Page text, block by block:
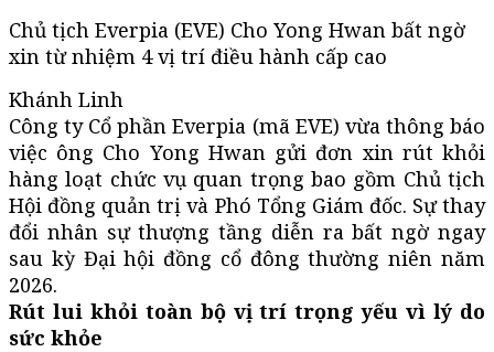
Chủ tịch Everpia (EVE) Cho Yong Hwan bất ngờ
xin từ nhiệm 4 vị trí điều hành cấp cao
Khánh Linh
Công ty Cổ phần Everpia (mã EVE) vừa thông báo
việc ông Cho Yong Hwan gửi đơn xin rút khỏi
hàng loạt chức vụ quan trọng bao gồm Chủ tịch
Hội đồng quản trị và Phó Tổng Giám đốc. Sự thay
đổi nhân sự thượng tầng diễn ra bất ngờ ngay
sau kỳ Đại hội đồng cổ đông thường niên năm
2026.
Rút lui khỏi toàn bộ vị trí trọng yếu vì lý do
sức khỏe